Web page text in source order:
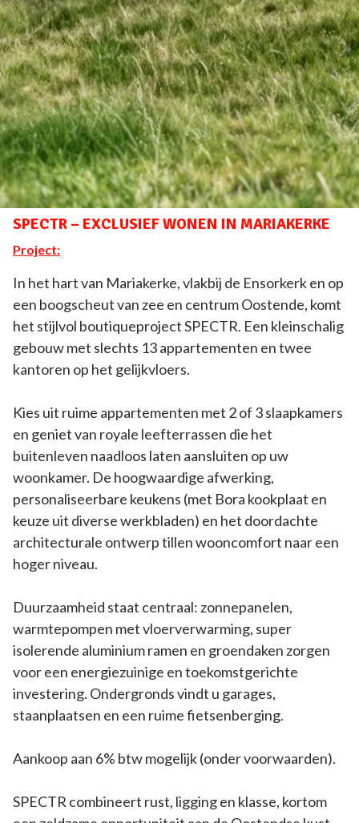
SPECTR – EXCLUSIEF WONEN IN MARIAKERKE
Project:
In het hart van Mariakerke, vlakbij de Ensorkerk en op
een boogscheut van zee en centrum Oostende, komt
het stijlvol boutiqueproject SPECTR. Een kleinschalig
gebouw met slechts 13 appartementen en twee
kantoren op het gelijkvloers.
Kies uit ruime appartementen met 2 of 3 slaapkamers
en geniet van royale leefterrassen die het
buitenleven naadloos laten aansluiten op uw
woonkamer. De hoogwaardige afwerking,
personaliseerbare keukens (met Bora kookplaat en
keuze uit diverse werkbladen) en het doordachte
architecturale ontwerp tillen wooncomfort naar een
hoger niveau.
Duurzaamheid staat centraal: zonnepanelen,
warmtepompen met vloerverwarming, super
isolerende aluminium ramen en groendaken zorgen
voor een energiezuinige en toekomstgerichte
investering. Ondergronds vindt u garages,
staanplaatsen en een ruime fietsenberging.
Aankoop aan 6% btw mogelijk (onder voorwaarden).
SPECTR combineert rust, ligging en klasse, kortom